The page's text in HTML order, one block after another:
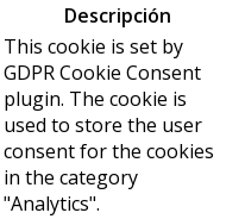
Descripción
This cookie is set by
GDPR Cookie Consent
plugin. The cookie is
used to store the user
consent for the cookies
in the category
"Analytics".